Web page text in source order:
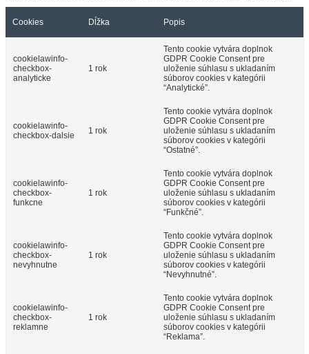
Cookies Dĺžka Popis
cookielawinfo-
checkbox-
analyticke
1 rok
Tento cookie vytvára doplnok
GDPR Cookie Consent pre
uloženie súhlasu s ukladaním
súborov cookies v kategórii
“Analytické”.
cookielawinfo-
checkbox-dalsie
1 rok
Tento cookie vytvára doplnok
GDPR Cookie Consent pre
uloženie súhlasu s ukladaním
súborov cookies v kategórii
“Ostatné”.
cookielawinfo-
checkbox-
funkcne
1 rok
Tento cookie vytvára doplnok
GDPR Cookie Consent pre
uloženie súhlasu s ukladaním
súborov cookies v kategórii
“Funkčné”.
cookielawinfo-
checkbox-
nevyhnutne
1 rok
Tento cookie vytvára doplnok
GDPR Cookie Consent pre
uloženie súhlasu s ukladaním
súborov cookies v kategórii
“Nevyhnutné”.
cookielawinfo-
checkbox-
reklamne
1 rok
Tento cookie vytvára doplnok
GDPR Cookie Consent pre
uloženie súhlasu s ukladaním
súborov cookies v kategórii
“Reklama”.